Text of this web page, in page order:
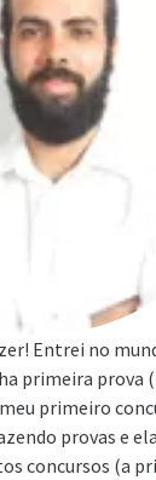
Entrei no
primeira prova
primeiro
provas e
concursos (a